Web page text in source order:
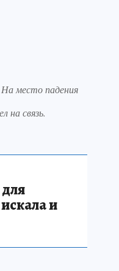
место падения
на связь.
для
и